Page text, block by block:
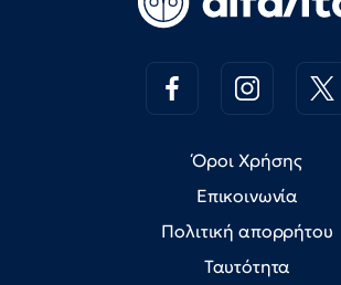
Όροι Χρήσης
Επικοινωνία
Πολιτική απορρήτου
Ταυτότητα